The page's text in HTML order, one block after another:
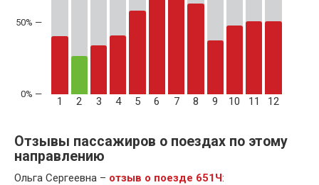
50% —
1 2 3 4 5 6 7 8 9 10 11 12
Отзывы пассажиров о поездах по этому
направлению
Ольга Сергеевна – отзыв о поезде 651Ч: